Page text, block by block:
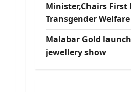
Minister,Chairs
Transgender
Malabar Gold
jewellery show